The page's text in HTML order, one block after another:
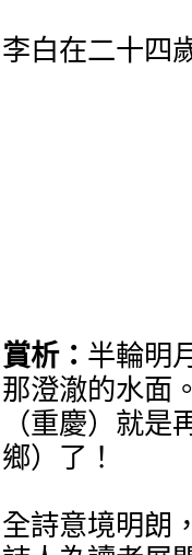
李白在二十四
賞析： 半輪明
那澄澈的水面
（重慶）就
鄉）了！
全詩意境明朗